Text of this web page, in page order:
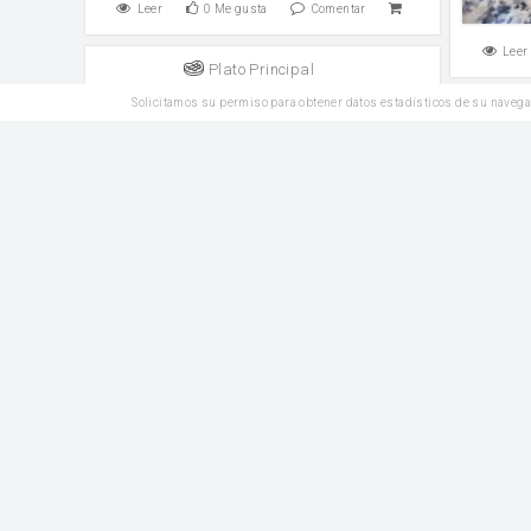
Leer 0 Me gusta Comentar
Leer
Plato Principal
Pan de jamón venezolano
Solicitamos su permiso para obtener datos estadísticos de su